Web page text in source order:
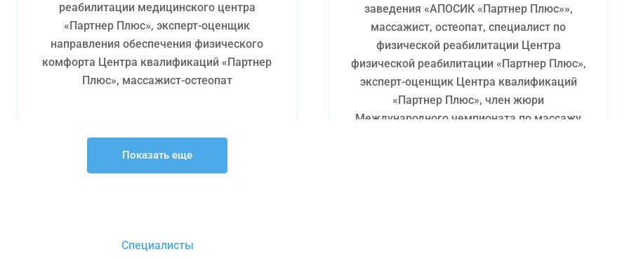
реабилитации медицинского центра
«Партнер Плюс», эксперт-оценщик
направления обеспечения физического
комфорта Центра квалификаций «Партнер
Плюс», массажист-остеопат
Подробнее
заведения «АПОСИК «Партнер Плюс»»,
массажист, остеопат, специалист по
физической реабилитации Центра
физической реабилитации «Партнер Плюс»,
эксперт-оценщик Центра квалификаций
«Партнер Плюс», член жюри
Международного чемпионата по массажу
Показать еще
Специалисты